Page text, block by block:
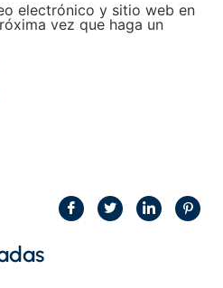
electrónico y sitio web en
vez que haga un